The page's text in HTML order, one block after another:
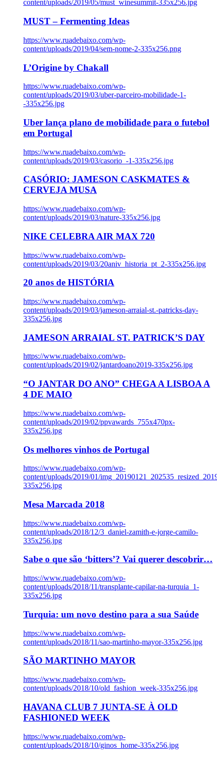
content/uploads/2019/05/must_winesummit-335x256.jpg
MUST – Fermenting Ideas
https://www.ruadebaixo.com/wp-
content/uploads/2019/04/sem-nome-2-335x256.png
L’Origine by Chakall
https://www.ruadebaixo.com/wp-
content/uploads/2019/03/uber-parceiro-mobilidade-1-
-335x256.jpg
Uber lança plano de mobilidade para o futebol
em Portugal
https://www.ruadebaixo.com/wp-
content/uploads/2019/03/casorio_-1-335x256.jpg
CASÓRIO: JAMESON CASKMATES &
CERVEJA MUSA
https://www.ruadebaixo.com/wp-
content/uploads/2019/03/nature-335x256.jpg
NIKE CELEBRA AIR MAX 720
https://www.ruadebaixo.com/wp-
content/uploads/2019/03/20aniv_historia_pt_2-335x256.jpg
20 anos de HISTÓRIA
https://www.ruadebaixo.com/wp-
content/uploads/2019/03/jameson-arraial-st.-patricks-day-
335x256.jpg
JAMESON ARRAIAL ST. PATRICK’S DAY
https://www.ruadebaixo.com/wp-
content/uploads/2019/02/jantardoano2019-335x256.jpg
“O JANTAR DO ANO” CHEGA A LISBOA A
4 DE MAIO
https://www.ruadebaixo.com/wp-
content/uploads/2019/02/ppvawards_755x470px-
335x256.jpg
Os melhores vinhos de Portugal
https://www.ruadebaixo.com/wp-
content/uploads/2019/01/
335x256.jpg
Mesa Marcada 2018
https://www.ruadebaixo.com/wp-
content/uploads/2018/12/3_daniel-zamith-e-jorge-camilo-
335x256.jpg
Sabe o que são ‘bitters’? Vai querer descobrir…
https://www.ruadebaixo.com/wp-
content/uploads/2018/11/transplante-capilar-na-turquia_1-
335x256.jpg
Turquia: um novo destino para a sua Saúde
https://www.ruadebaixo.com/wp-
content/uploads/2018/11/sao-martinho-mayor-335x256.jpg
SÃO MARTINHO MAYOR
https://www.ruadebaixo.com/wp-
content/uploads/2018/10/old_fashion_week-335x256.jpg
HAVANA CLUB 7 JUNTA-SE À OLD
FASHIONED WEEK
https://www.ruadebaixo.com/wp-
content/uploads/2018/10/ginos_home-335x256.jpg